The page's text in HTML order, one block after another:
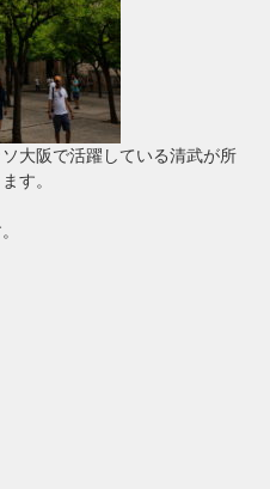
大阪で活躍している清武が所
す。